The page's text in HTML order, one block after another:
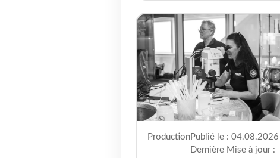
ProductionPublié le : 04.08.2026 I
Dernière Mise à jour :